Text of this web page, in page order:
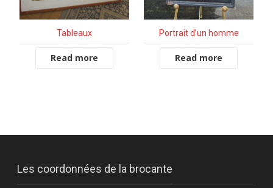
Tableaux
Read more
Portrait d’un homme
Read more
Les coordonnées de la brocante